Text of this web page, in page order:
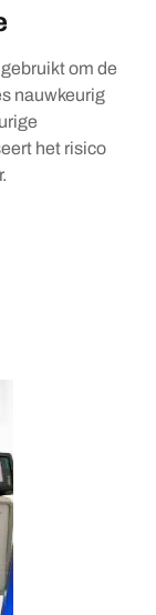
om de
nauwkeurig
het risico